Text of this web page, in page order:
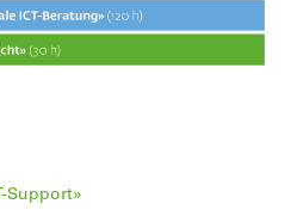
Support»